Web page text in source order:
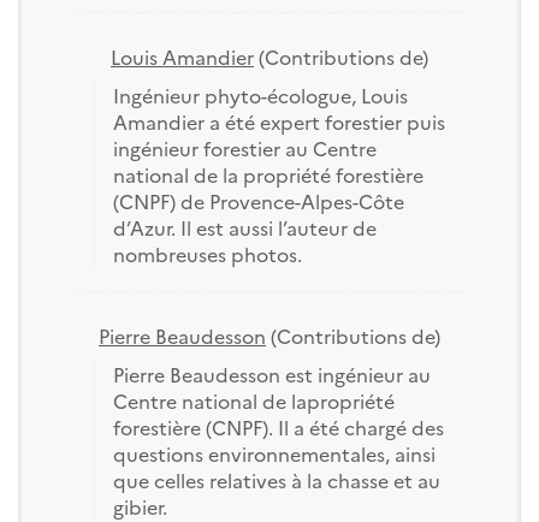
Louis Amandier(Contributions de)
Ingénieur phyto-écologue, Louis
Amandier a été expert forestier puis
ingénieur forestier au Centre
national de la propriété forestière
(CNPF) de Provence-Alpes-Côte
d’Azur. Il est aussi l’auteur de
nombreuses photos.
Pierre Beaudesson (Contributions de)
Pierre Beaudesson est ingénieur au
Centre national de lapropriété
forestière (CNPF). Il a été chargé des
questions environnementales, ainsi
que celles relatives à la chasse et au
gibier.